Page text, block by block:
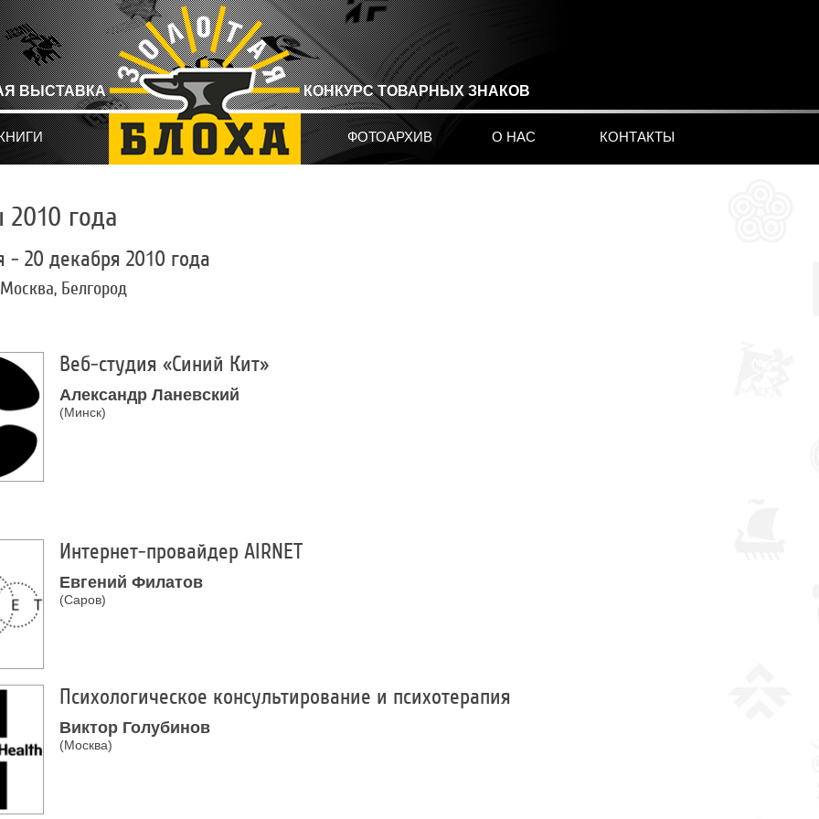
ВЫСТАВКА КОНКУРС ТОВАРНЫХ ЗНАКОВ
ФОТОАРХИВ О НАС КОНТАКТЫ
года
- 20 декабря 2010 года
Белгород
Веб-студия «Синий Кит»
Александр Ланевский
(Минск)
Интернет-провайдер AIRNET
Евгений Филатов
(Саров)
Психологическое консультирование и психотерапия
Виктор Голубинов
(Москва)